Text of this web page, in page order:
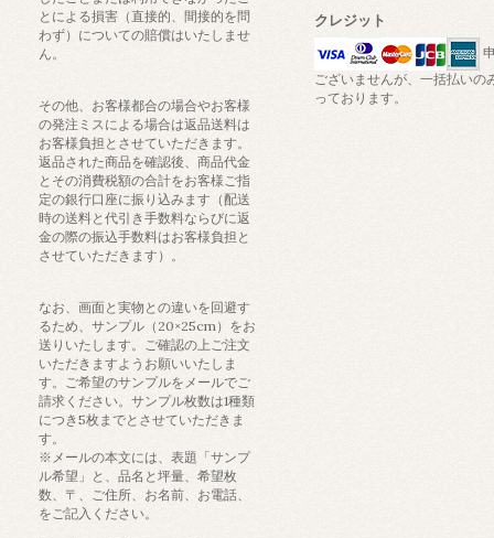
とによる損害（直接的、間接的を問
わず）についての賠償はいたしませ
ん。
その他、お客様都合の場合やお客様
の発注ミスによる場合は返品送料は
お客様負担とさせていただきます。
返品された商品を確認後、商品代金
とその消費税額の合計をお客様ご指
定の銀行口座に振り込みます（配送
時の送料と代引き手数料ならびに返
金の際の振込手数料はお客様負担と
させていただきます）。
なお、画面と実物との違いを回避す
るため、サンプル（20×25cm）をお
送りいたします。ご確認の上ご注文
いただきますようお願いいたしま
す。ご希望のサンプルをメールでご
請求ください。サンプル枚数は1種類
につき5枚までとさせていただきま
す。
※メールの本文には、表題「サンプ
ル希望」と、品名と坪量、希望枚
数、〒、ご住所、お名前、お電話、
をご記入ください。
クレジット
ございませんが、一括払いの
っております。